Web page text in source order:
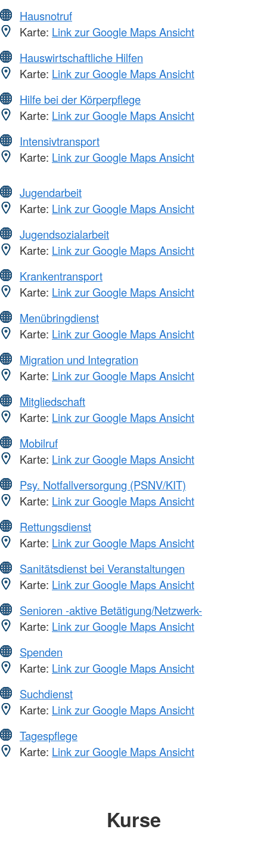
Hausnotruf
Karte: Link zur Google Maps Ansicht
Hauswirtschaftliche Hilfen
Karte: Link zur Google Maps Ansicht
Hilfe bei der Körperpflege
Karte: Link zur Google Maps Ansicht
Intensivtransport
Karte: Link zur Google Maps Ansicht
Jugendarbeit
Karte: Link zur Google Maps Ansicht
Jugendsozialarbeit
Karte: Link zur Google Maps Ansicht
Krankentransport
Karte: Link zur Google Maps Ansicht
Menübringdienst
Karte: Link zur Google Maps Ansicht
Migration und Integration
Karte: Link zur Google Maps Ansicht
Mitgliedschaft
Karte: Link zur Google Maps Ansicht
Mobilruf
Karte: Link zur Google Maps Ansicht
Psy. Notfallversorgung (PSNV/KIT)
Karte: Link zur Google Maps Ansicht
Rettungsdienst
Karte: Link zur Google Maps Ansicht
Sanitätsdienst bei Veranstaltungen
Karte: Link zur Google Maps Ansicht
Senioren -aktive Betätigung/Netzwerk-
Karte: Link zur Google Maps Ansicht
Spenden
Karte: Link zur Google Maps Ansicht
Suchdienst
Karte: Link zur Google Maps Ansicht
Tagespflege
Karte: Link zur Google Maps Ansicht
Kurse